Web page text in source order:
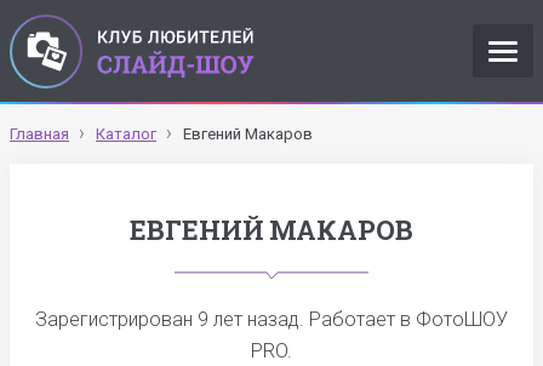
Главная Каталог Евгений Макаров
ЕВГЕНИЙ МАКАРОВ
Зарегистрирован 9 лет назад. Работает в ФотоШОУ
PRO.